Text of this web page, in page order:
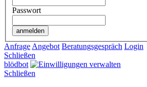
Passwort
AnfrageAngebot Beratungsgespräch Login
Schließen
blödbot
Schließen